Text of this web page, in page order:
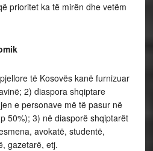
prioritet ka të mirën dhe vetëm
të Kosovës kanë furnizuar
2) diaspora shqiptare
e personave më të pasur në
50%); 3) në diasporë shqiptarët
avokatë, studentë,
gazetarë, etj.